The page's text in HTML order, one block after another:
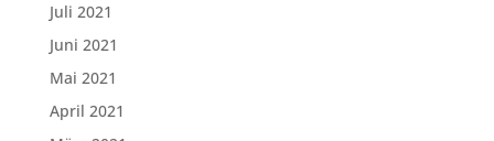
Juli 2021
Juni 2021
Mai 2021
April 2021